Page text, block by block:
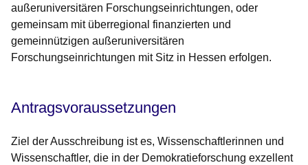
außeruniversitären Forschungseinrichtungen, oder
gemeinsam mit überregional finanzierten und
gemeinnützigen außeruniversitären
Forschungseinrichtungen mit Sitz in Hessen erfolgen.
Antragsvoraussetzungen
Ziel der Ausschreibung ist es, Wissenschaftlerinnen und
Wissenschaftler, die in der Demokratieforschung exzellent